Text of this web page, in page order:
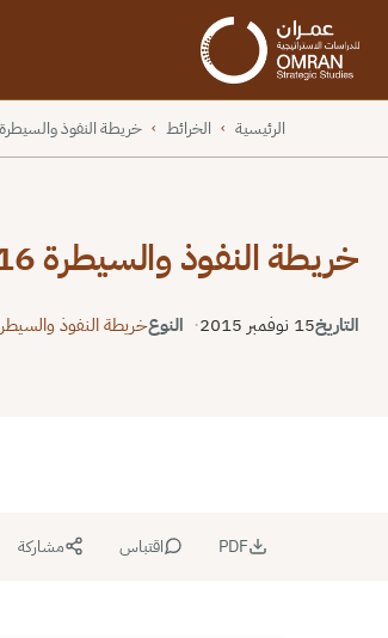
الرئيسية › الخرائط › خريطة النفوذ والسيطرة
خريطة النفوذ والسيطرة 16 تشرين الثاني 2015
التاريخ15 نوفمبر 2015 النوعخريطة النفوذ
PDF اقتباس مشاركة